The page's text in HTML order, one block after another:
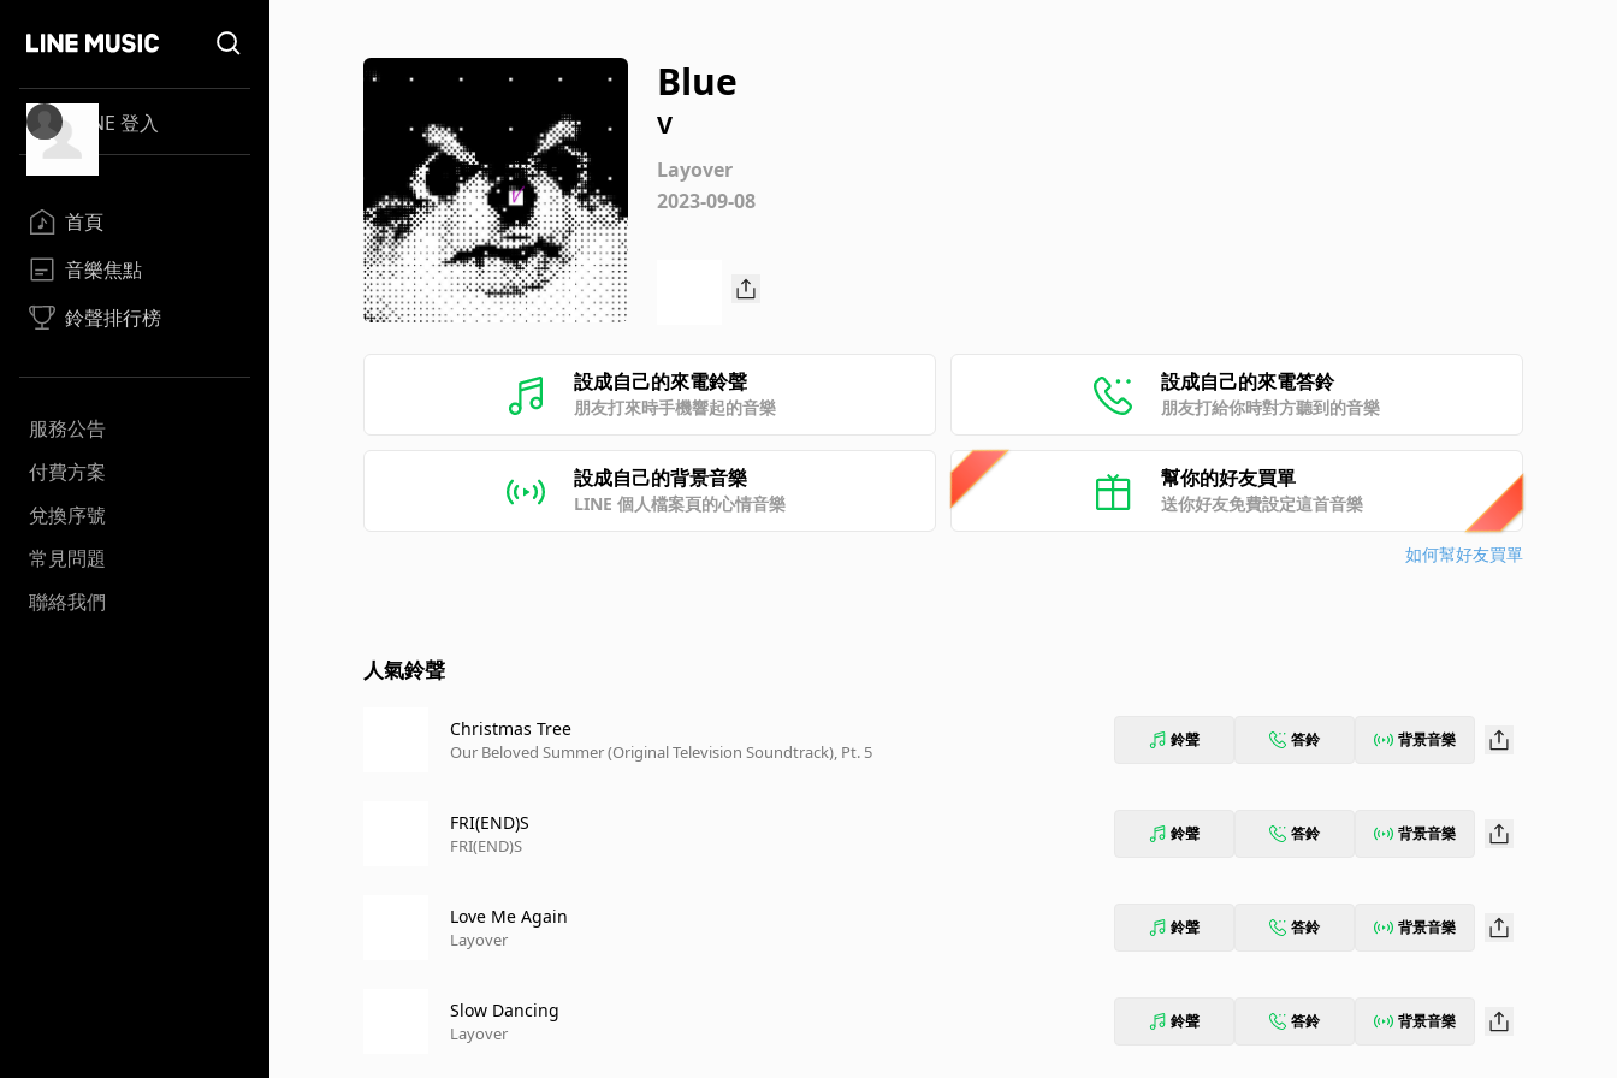
LINE 登入
首頁
音樂焦點
鈴聲排行榜
服務公告
付費方案
兌換序號
常見問題
聯絡我們
Blue
V
Layover
2023-09-08
設成自己的來電鈴聲
朋友打來時手機響起的音樂
設成自己的來電答鈴
朋友打給你時對方聽到的音樂
設成自己的背景音樂
LINE 個人檔案頁的心情音樂
幫你的好友買單
送你好友免費設定這首音樂
如何幫好友買單
人氣鈴聲
Christmas Tree
Our Beloved Summer (Original Television Soundtrack), Pt. 5
鈴聲 答鈴 背景音樂
FRI(END)S
FRI(END)S
鈴聲 答鈴 背景音樂
Love Me Again
Layover
鈴聲 答鈴 背景音樂
Slow Dancing
Layover
鈴聲 答鈴 背景音樂